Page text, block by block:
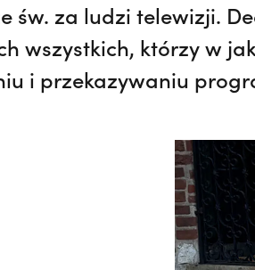
św. za ludzi telewizji.
wszystkich, którzy w
i przekazywaniu